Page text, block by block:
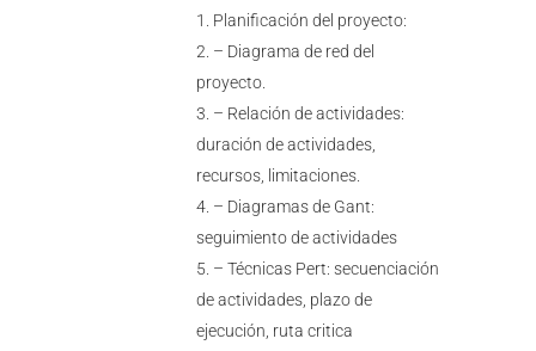
Planificación del proyecto:
– Diagrama de red del
proyecto.
– Relación de actividades:
duración de actividades,
recursos, limitaciones.
– Diagramas de Gant:
seguimiento de actividades
– Técnicas Pert: secuenciación
de actividades, plazo de
ejecución, ruta critica